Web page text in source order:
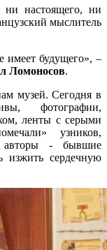
ни настоящего, ни
мыслитель
имеет будущего», –
Ломоносов.
музей. Сегодня в
фотографии,
ленты с серыми
узников,
авторы - бывшие
изжить сердечную